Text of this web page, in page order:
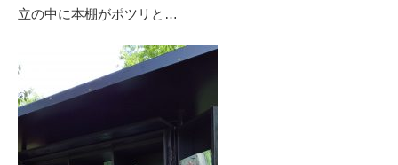
立の中に本棚がポツリと…